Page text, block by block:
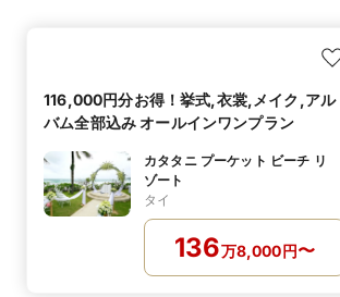
116,000円分お得！挙式,衣裳,メイク,アル
バム全部込み オールインワンプラン
カタタニ プーケット ビーチ リ
ゾート
タイ
136万8,000円〜